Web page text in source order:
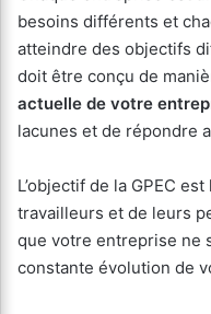
besoins différents et
atteindre des objectifs
doit être conçu de
actuelle de votre
lacunes et de répondre
L’objectif de la GPEC
travailleurs et de leurs
que votre entreprise ne
constante évolution de